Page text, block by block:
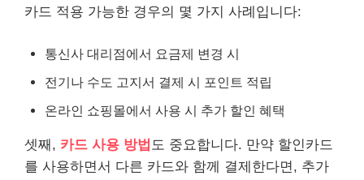
카드 적용 가능한 경우의 몇 가지 사례입니다:
통신사 대리점에서 요금제 변경 시
전기나 수도 고지서 결제 시 포인트 적립
온라인 쇼핑몰에서 사용 시 추가 할인 혜택
셋째, 카드 사용 방법 도 중요합니다. 만약 할인카드
를 사용하면서 다른 카드와 함께 결제한다면, 추가